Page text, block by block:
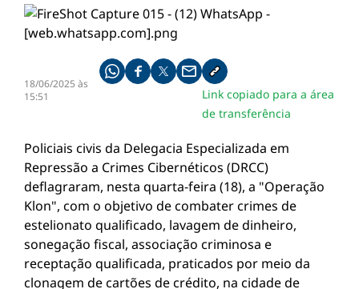
18/06/2025 às
15:51
Compartilhe pelo whatsapp
Compartilhar no facebook
Compartilhar no twitter
Compartilhe pelo email
Copiar link da notícia
Link copiado para a área
de transferência
Policiais civis da Delegacia Especializada em
Repressão a Crimes Cibernéticos (DRCC)
deflagraram, nesta quarta-feira (18), a "Operação
Klon", com o objetivo de combater crimes de
estelionato qualificado, lavagem de dinheiro,
sonegação fiscal, associação criminosa e
receptação qualificada, praticados por meio da
clonagem de cartões de crédito, na cidade de